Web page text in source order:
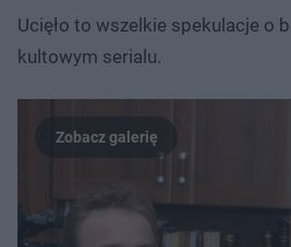
Ucięło to wszelkie spekulacje o
kultowym serialu.